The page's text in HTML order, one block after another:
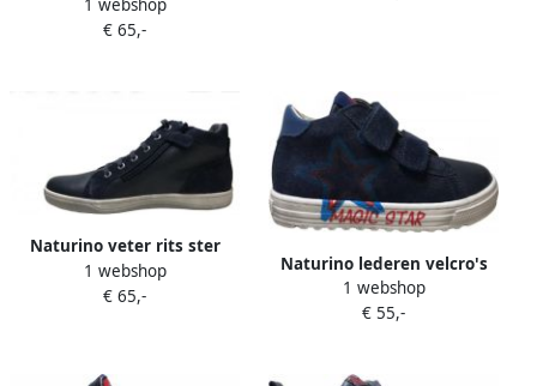
rits bordo ster lederen hoge
sneakers Blauw grijs
1 webshop
€ 65,-
Naturino veter rits ster
lederen hoge sneakers Clay
Star navy
1 webshop
€ 65,-
Naturino lederen velcro's
hoge sneakers navy blauw
Batista
1 webshop
€ 55,-